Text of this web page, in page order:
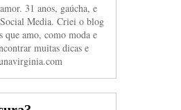
31 anos, gaúcha, e
Media. Criei o blog
que amo, como moda e
muitas dicas e